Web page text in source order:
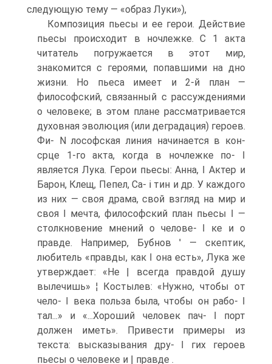
следующую тему — «образ Луки»),
Композиция пьесы и ее герои. Действие
пьесы происходит в ночлежке. С 1 акта
читатель погружается в этот мир,
знакомится с героями, попавшими на дно
жизни. Но пьеса имеет и 2-й план —
философский, связанный с рассуждениями
о человеке; в этом плане рассматривается
духовная эволюция (или деградация) героев.
Фи- N лософская линия начинается в кон-
срце 1-го акта, когда в ночлежке по- I
является Лука. Герои пьесы: Анна, I Актер и
Барон, Клещ, Пепел, Са- i тин и др. У каждого
из них — своя драма, свой взгляд на мир и
своя I мечта, философский план пьесы I —
столкновение мнений о челове- I ке и о
правде. Например, Бубнов ' — скептик,
любитель «правды, как I она есть», Лука же
утверждает: «Не | всегда правдой душу
вылечишь» ¦ Костылев: «Нужно, чтобы от
чело- I века польза была, чтобы он рабо- I
тал...» и «...Хороший человек пач- I порт
должен иметь». Привести примеры из
текста: высказывания дру- I гих героев
пьесы о человеке и | правде .